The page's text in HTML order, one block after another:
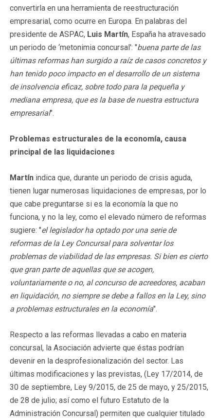
convertirla en una herramienta de reestructuración
empresarial, como ocurre en Europa. En palabras del
presidente de ASPAC, Luis Martín, España ha atravesado
un periodo de ‘metonimia concursal': "buena parte de las
últimas reformas han surgido a raíz de casos concretos y
han tenido poco impacto en el desarrollo de un sistema
de insolvencia eficaz, sobre todo para la pequeña y
mediana empresa, que es la base de nuestra estructura
empresarial".
Problemas estructurales de la economía, causa
principal de las liquidaciones
Martín indica que, durante un periodo de crisis aguda,
tienen lugar numerosas liquidaciones de empresas, por lo
que cabe preguntarse si es la economía la que no
funciona, y no la ley, como el elevado número de reformas
sugiere: "el legislador ha optado por una serie de
reformas de la Ley Concursal para solventar los
problemas de viabilidad de las empresas. Si bien es cierto
que gran parte de aquellas que se acogen,
voluntariamente o no, al concurso de acreedores, acaban
en liquidación, no siempre se debe a fallos en la Ley, sino
a problemas estructurales en la economía".
Respecto a las reformas llevadas a cabo en materia
concursal, la Asociación advierte que éstas podrían
devenir en la desprofesionalización del sector. Las
últimas modificaciones y las previstas, (Ley 17/2014, de
30 de septiembre, Ley 9/2015, de 25 de mayo, y 25/2015,
de 28 de julio; así como el futuro Estatuto de la
Administración Concursal) permiten que cualquier titulado